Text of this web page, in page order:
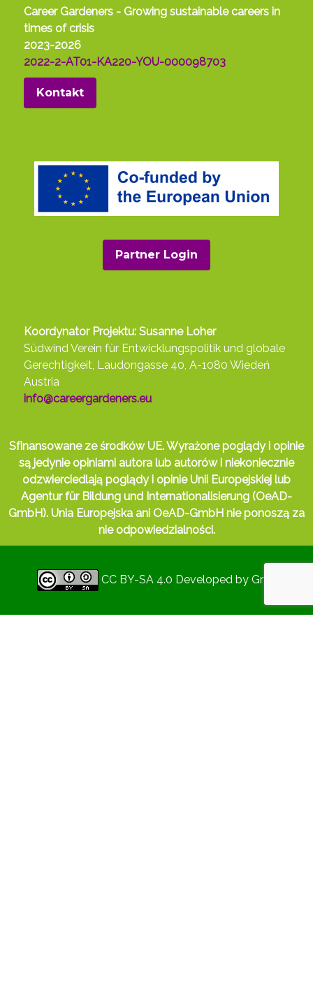
Career Gardeners - Growing sustainable careers in
times of crisis
2023-2026
2022-2-AT01-KA220-YOU-000098703
Kontakt
Partner Login
Koordynator Projektu: Susanne Loher
Südwind Verein für Entwicklungspolitik und globale
Gerechtigkeit, Laudongasse 40, A-1080 Wiedeń
Austria
info@careergardeners.eu
Sfinansowane ze środków UE. Wyrażone poglądy i opinie
są jedynie opiniami autora lub autorów i niekoniecznie
odzwierciedlają poglądy i opinie Unii Europejskiej lub
Agentur für Bildung und Internationalisierung (OeAD-
GmbH). Unia Europejska ani OeAD-GmbH nie ponoszą za
nie odpowiedzialności.
CC BY-SA 4.0 Developed by Gryd